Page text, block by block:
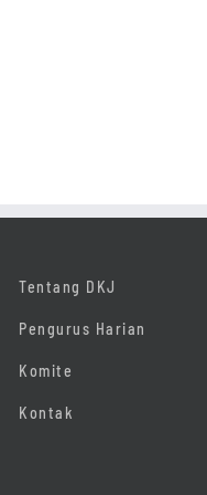
Tentang DKJ
Pengurus Harian
Komite
Kontak